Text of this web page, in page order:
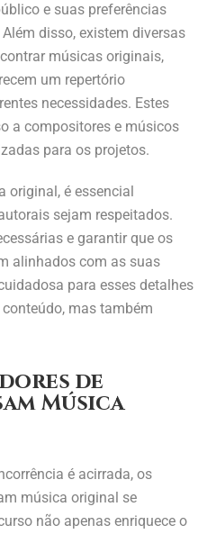
e suas preferências
disso, existem diversas
músicas originais,
um repertório
necessidades. Estes
a compositores e músicos
para os projetos.
original, é essencial
sejam respeitados.
e garantir que os
alinhados com as suas
para esses detalhes
mas também
de
Música
é acirrada, os
música original se
não apenas enriquece o